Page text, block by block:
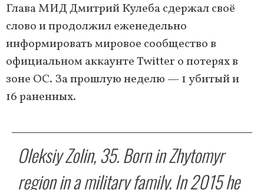
Глава МИД Дмитрий Кулеба сдержал своё
слово и продолжил еженедельно
информировать мировое сообщество в
официальном аккаунте Twitter о потерях в
зоне ОС. За прошлую неделю — 1 убитый и
16 раненных.
Oleksiy Zolin, 35. Born in Zhytomyr
region in a military family. In 2015 he